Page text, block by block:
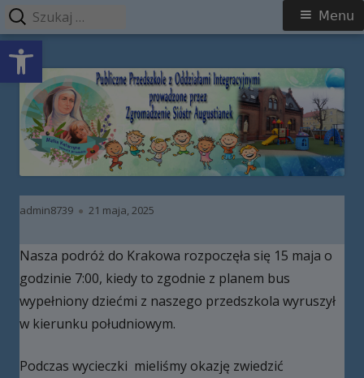
Open toolbar
Przeskocz
treści
Publiczne Przedszkole z Oddziałami
Integracyjnymi prowadzone przez
Zgromadzenie Sióstr Augustianek
Menu
główne
Menu
Autor
admin8739 Opublikowano
21 maja, 2025
Nasza podróż do Krakowa rozpoczęła się 15 maja o
godzinie 7:00, kiedy to zgodnie z planem bus
wypełniony dziećmi z naszego przedszkola wyruszył
w kierunku południowym.
Podczas wycieczki mieliśmy okazję zwiedzić